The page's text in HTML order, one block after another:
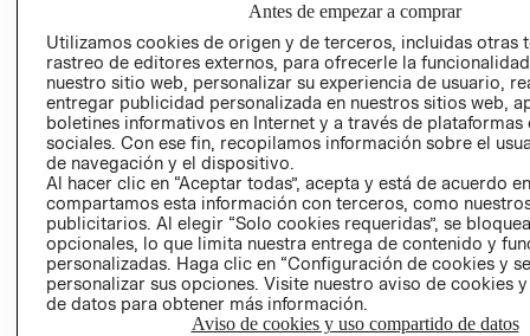
AVISO DE
COOKIES
LIBRO DE
Ecuador ($)
CAMBIAR REGIÓN
RECIÉN NACIDO
NOVEDADES
Antes de empezar a comprar
Utilizamos cookies de origen y de terceros, incluidas otras
rastreo de editores externos, para ofrecerle la
nuestro sitio web, personalizar su experiencia de usuario,
entregar publicidad personalizada en nuestros sitios web,
boletines informativos en Internet y a través de plataformas
sociales. Con ese fin, recopilamos información sobre el
de navegación y el dispositivo.
Al hacer clic en “Aceptar todas”, acepta y está de acuerdo
compartamos esta información con terceros, como
publicitarios. Al elegir “Solo cookies requeridas”, se
opcionales, lo que limita nuestra entrega de contenido y
personalizadas. Haga clic en “Configuración de cookies y
personalizar sus opciones. Visite nuestro aviso de cookies
de datos para obtener más información.
Aviso de cookies y uso compartido de datos